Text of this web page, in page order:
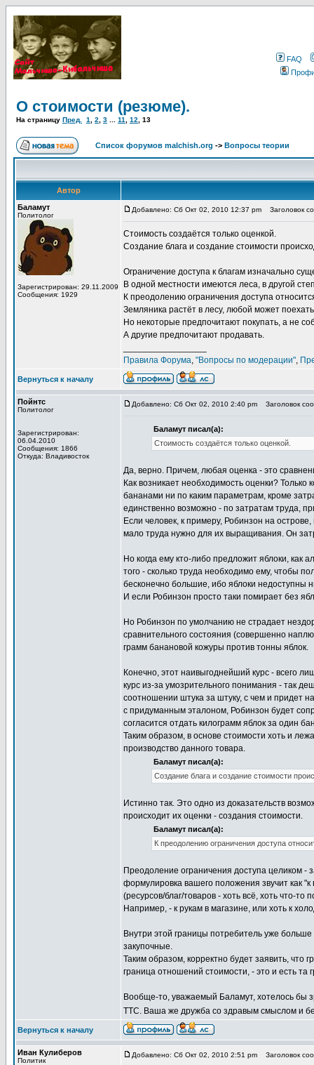
FAQ
О стоимости (резюме).
На страницу Пред. 1 2 3 11 12 13
Список форумов malchish.org -> Вопросы теории
Автор
Баламут
Политолог
Зарегистрирован: 29.11.2009
Сообщения: 1929
Добавлено: Сб Окт 02, 2010 12:37 pm Заголовок
Стоимость создаётся только оценкой.
Создание блага и создание стоимости
Ограничение доступа к благам изначально
В одной местности имеются леса, в другой
К преодолению ограничения доступа
Земляника растёт в лесу, любой может
Но некоторые предпочитают покупать, а не
А другие предпочитают продавать.
Правила Форума, "Вопросы по модерации",
Вернуться к началу
Пойнтс
Политолог
Зарегистрирован:
06.04.2010
Сообщения: 1866
Откуда: Владивосток
Добавлено: Сб Окт 02, 2010 2:40 pm Заголовок
Баламут писал(а):
Стоимость создаётся только оценкой.
Да, верно. Причем, любая оценка - это
Как возникает необходимость оценки?
бананами ни по каким параметрам, кроме
единственно возможно - по затратам труда,
Если человек, к примеру, Робинзон на
мало труда нужно для их выращивания. Он
Но когда ему кто-либо предложит яблоки, как
того - сколько труда необходимо ему, чтобы
бесконечно большие, ибо яблоки недоступны
И если Робинзон просто таки помирает без
Но Робинзон по умолчанию не страдает
сравнительного состояния (совершенно
грамм банановой кожуры против тонны яблок.
Конечно, этот наивыгоднейший курс - всего
курс из-за умозрительного понимания - так
соотношении штука за штуку, с чем и придет
с придуманным эталоном, Робинзон будет
согласится отдать килограмм яблок за один
Таким образом, в основе стоимости хоть и
производство данного товара.
Баламут писал(а):
Создание блага и создание стоимости
Истинно так. Это одно из доказательств
происходит их оценки - создания стоимости.
Баламут писал(а):
К преодолению ограничения доступа
Преодоление ограничения доступа целиком -
формулировка вашего положения звучит как
(ресурсов/благ/товаров - хоть всё, хоть что-то
Например, - к рукам в магазине, или хоть к
Внутри этой границы потребитель уже
закупочные.
Таким образом, корректно будет заявить, что
граница отношений стоимости, - это и есть та
Вообще-то, уважаемый Баламут, хотелось бы
ТТС. Ваша же дружба со здравым смыслом и
Вернуться к началу
Иван Кулиберов
Политик
Добавлено: Сб Окт 02, 2010 2:51 pm Заголовок